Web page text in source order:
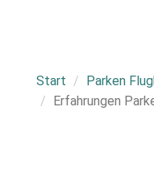
Start
Parken
Erfahrungen